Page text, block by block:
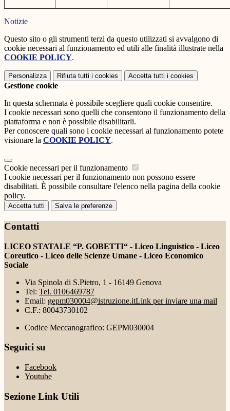
Notizie
Questo sito o gli strumenti terzi da questo utilizzati si avvalgono di
cookie necessari al funzionamento ed utili alle finalità illustrate nella
COOKIE POLICY.
Personalizza Rifiuta tutti i cookies Accetta tutti i cookies
Gestione cookie
In questa schermata è possibile scegliere quali cookie consentire.
I cookie necessari sono quelli che consentono il funzionamento della
piattaforma e non è possibile disabilitarli.
Per conoscere quali sono i cookie necessari al funzionamento potete
visionare la COOKIE POLICY.
Cookie necessari per il funzionamento
I cookie necessari per il funzionamento non possono essere
disabilitati. È possibile consultare l'elenco nella pagina della cookie
policy.
Accetta tutti Salva le preferenze
Contatti
LICEO STATALE “P. GOBETTI“ - Liceo Linguistico - Liceo
Coreutico - Liceo delle Scienze Umane - Liceo Economico
Sociale
Via Spinola di S.Pietro, 1 - 16149 Genova
Tel: Tel. 0106469787
Email: gepm030004@istruzione.itLink per inviare una mail
C.F.: 80043730102
Codice Meccanografico: GEPM030004
Seguici su
Facebook
Youtube
Sezione Link Utili